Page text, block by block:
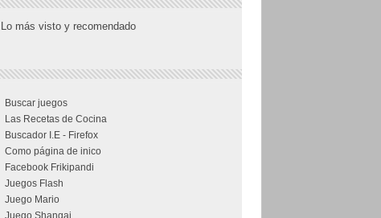
Lo más visto y recomendado
Buscar juegos
Las Recetas de Cocina
Buscador I.E - Firefox
Como página de inico
Facebook Frikipandi
Juegos Flash
Juego Mario
Juego Shangai